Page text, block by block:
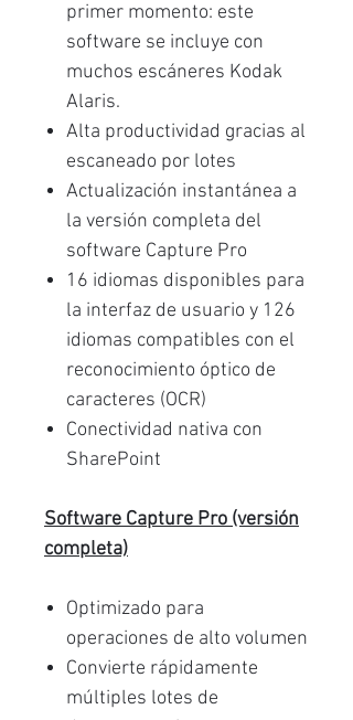
primer momento: este
software se incluye con
muchos escáneres Kodak
Alaris.
Alta productividad gracias al
escaneado por lotes
Actualización instantánea a
la versión completa del
software Capture Pro
16 idiomas disponibles para
la interfaz de usuario y 126
idiomas compatibles con el
reconocimiento óptico de
caracteres (OCR)
Conectividad nativa con
SharePoint
Software Capture Pro (versión
completa)
Optimizado para
operaciones de alto volumen
Convierte rápidamente
múltiples lotes de